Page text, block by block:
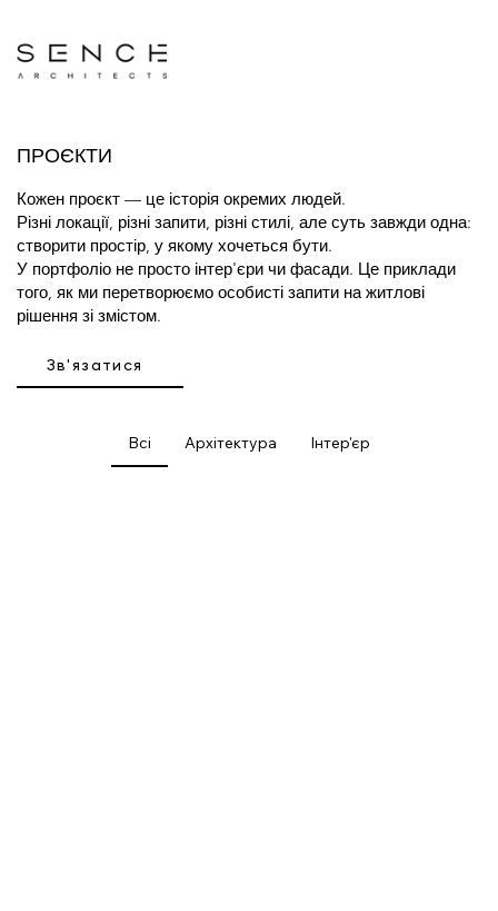
ПРОЄКТИ
Кожен проєкт — це історія окремих людей.
Різні локації, різні запити, різні стилі, але суть завжди одна:
створити простір, у якому хочеться бути.
У портфоліо не просто інтер'єри чи фасади. Це приклади
того, як ми перетворюємо особисті запити на житлові
рішення зі змістом.
Зв'язатися
Всі Архітектура Інтер'єр